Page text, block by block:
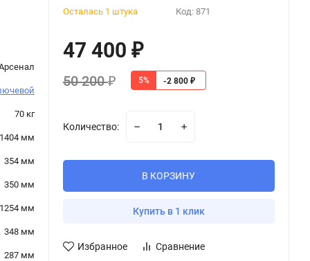
70 кг
1404 мм
354 мм
350 мм
1254 мм
348 мм
287 мм
Осталась 1 штука Код: 871
47 400 ₽
50 200₽ 5% -2 800 ₽
Количество:
В КОРЗИНУ
Купить в 1 клик
Избранное Сравнение